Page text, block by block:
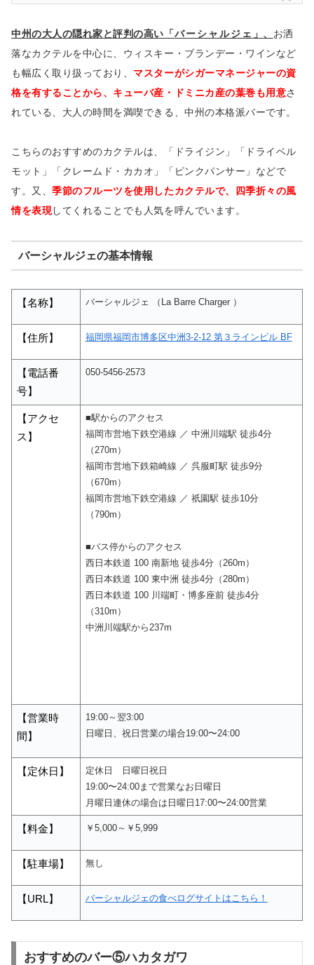
中州の大人の隠れ家と評判の高い「 バーシャルジェ 」、 お洒
落なカクテルを中心に、ウィスキー・ブランデー・ワインなど
も幅広く取り扱っており、 マスターがシガーマネージャーの資
格を有することから、キューバ産・ドミニカ産の葉巻も用意さ
れている、大人の時間を満喫できる、中州の本格派バーです。
こちらのおすすめのカクテルは、「ドライジン」「ドライベル
モット」「クレームド・カカオ」「ピンクパンサー」などで
す。又、季節のフルーツを使用したカクテルで、四季折々の風
情を表現してくれることでも人気を呼んでいます。
バーシャルジェの基本情報
【名称】 バーシャルジェ （La Barre Charger ）
【住所】 福岡県福岡市博多区中洲3-2-12 第３ラインビル BF
【電話番
号】
050-5456-2573
【アクセ
ス】
■駅からのアクセス
福岡市営地下鉄空港線 ／ 中洲川端駅 徒歩4分
（270m）
福岡市営地下鉄箱崎線 ／ 呉服町駅 徒歩9分
（670m）
福岡市営地下鉄空港線 ／ 祇園駅 徒歩10分
（790m）
■バス停からのアクセス
西日本鉄道 100 南新地 徒歩4分（260m）
西日本鉄道 100 東中洲 徒歩4分（280m）
西日本鉄道 100 川端町・博多座前 徒歩4分
（310m）
中洲川端駅から237m
【営業時
間】
19:00～翌3:00
日曜日、祝日営業の場合19:00〜24:00
【定休日】
定休日 日曜日祝日
19:00〜24:00まで営業なお日曜日
月曜日連休の場合は日曜日17:00〜24:00営業
【料金】 ￥5,000～￥5,999
【駐車場】 無し
【 URL】 バーシャルジェの食べログサイトはこちら！
おすすめのバー⑤ハカタガワ